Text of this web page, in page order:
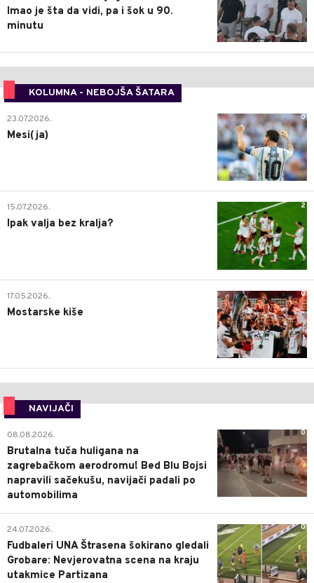
Imao je šta da vidi, pa i šok u 90.
minutu
KOLUMNA - NEBOJŠA ŠATARA
0
23.07.2026.
Mesi(ja)
2
15.07.2026.
Ipak valja bez kralja?
0
17.05.2026.
Mostarske kiše
NAVIJAČI
0
08.08.2026.
Brutalna tuča huligana na
zagrebačkom aerodromu! Bed Blu Bojsi
napravili sačekušu, navijači padali po
automobilima
0
24.07.2026.
Fudbaleri UNA Štrasena šokirano gledali
Grobare: Nevjerovatna scena na kraju
utakmice Partizana